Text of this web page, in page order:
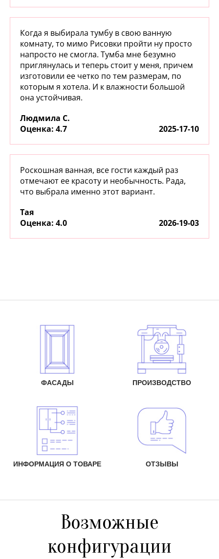
Когда я выбирала тумбу в свою ванную
комнату, то мимо Рисовки пройти ну просто
напросто не смогла. Тумба мне безумно
приглянулась и теперь стоит у меня, причем
изготовили ее четко по тем размерам, по
которым я хотела. И к влажности большой
она устойчивая.
Людмила С.
: 4.7 2025-17-10
Роскошная ванная, все гости каждый раз
отмечают ее красоту и необычность. Рада,
что выбрала именно этот вариант.
Тая
: 4.0 2026-19-03
ФАСАДЫ ПРОИЗВОДСТВО
ИНФОРМАЦИЯ О ТОВАРЕ ОТЗЫВЫ
Возможные
конфигурации